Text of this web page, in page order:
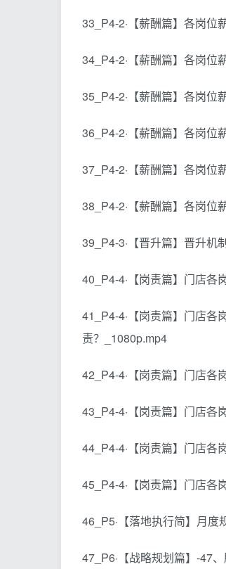
33_P4-2·【薪酬篇】各岗位
34_P4-2·【薪酬篇】各岗位
35_P4-2·【薪酬篇】各岗位
36_P4-2·【薪酬篇】各岗位
37_P4-2·【薪酬篇】各岗位
38_P4-2·【薪酬篇】各岗位
39_P4-3·【晋升篇】晋升
40_P4-4·【岗责篇】门店
41_P4-4·【岗责篇】门店各
责？_1080p.mp4
42_P4-4·【岗责篇】门店各
43_P4-4·【岗责篇】门店
44_P4-4·【岗责篇】门店
45_P4-4·【岗责篇】门店
46_P5·【落地执行简】月
47_P6·【战略规划篇】-47